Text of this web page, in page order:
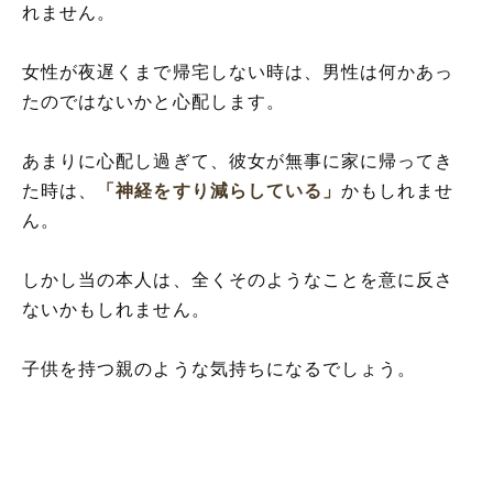
れません。
女性が夜遅くまで帰宅しない時は、男性は何かあっ
たのではないかと心配します。
あまりに心配し過ぎて、彼女が無事に家に帰ってき
た時は、
「神経をすり減らしている」かもしれませ
ん。
しかし当の本人は、全くそのようなことを意に反さ
ないかもしれません。
子供を持つ親のような気持ちになるでしょう。